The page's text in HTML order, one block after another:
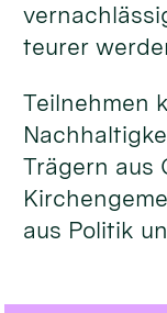
teurer
Teilnehmen
Trägern aus
aus Politik